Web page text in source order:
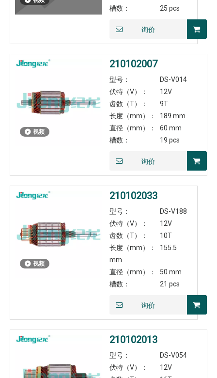
槽数：
25 pcs
询价
视频
210102007
型号：
DS-V014
伏特（V）：
12V
齿数（T）：
9T
长度（mm）：
189 mm
直径（mm）：
60 mm
槽数：
19 pcs
询价
视频
210102033
型号：
DS-V188
伏特（V）：
12V
齿数（T）：
10T
长度（mm）：
155.5
mm
直径（mm）：
50 mm
槽数：
21 pcs
询价
210102013
型号：
DS-V054
伏特（V）：
12V